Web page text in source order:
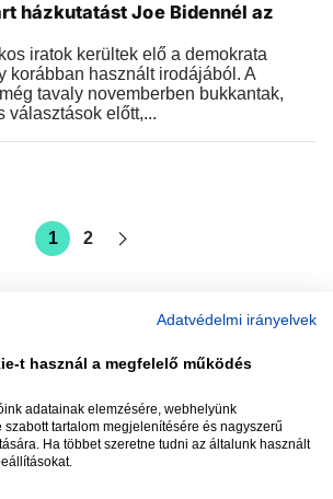
házkutatást Joe Bidennél az
iratok kerültek elő a demokrata
korábban használt irodájából. A
tavaly novemberben bukkantak,
választások előtt,...
1 2
szerk@vadhajtasok.hu
moderator@vadhajtasok.hu
Adatvédelmi irányelvek
t használ a megfelelő működés
adatainak elemzésére, webhelyünk
tartalom megjelenítésére és nagyszerű
Ha többet szeretne tudni az általunk használt